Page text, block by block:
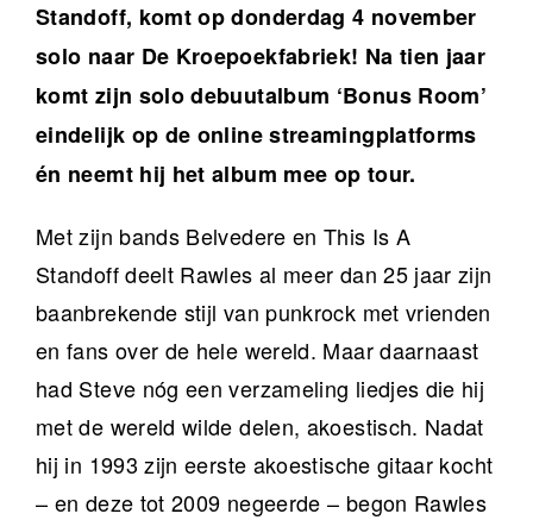
Standoff, komt op donderdag 4 november
solo naar De Kroepoekfabriek! Na tien jaar
komt zijn solo debuutalbum ‘Bonus Room’
eindelijk op de online streamingplatforms
én neemt hij het album mee op tour.
Met zijn bands Belvedere en This Is A
Standoff deelt Rawles al meer dan 25 jaar zijn
baanbrekende stijl van punkrock met vrienden
en fans over de hele wereld. Maar daarnaast
had Steve nóg een verzameling liedjes die hij
met de wereld wilde delen, akoestisch. Nadat
hij in 1993 zijn eerste akoestische gitaar kocht
– en deze tot 2009 negeerde – begon Rawles